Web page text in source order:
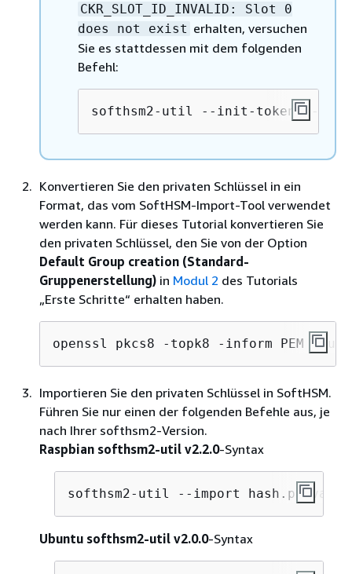
CKR_SLOT_ID_INVALID: Slot 0
does not exist erhalten, versuchen
Sie es stattdessen mit dem folgenden
Befehl:
softhsm2-util --init-token --free
Konvertieren Sie den privaten Schlüssel in ein
Format, das vom SoftHSM-Import-Tool verwendet
werden kann. Für dieses Tutorial konvertieren Sie
den privaten Schlüssel, den Sie von der Option
Default Group creation (Standard-
Gruppenerstellung) in Modul 2 des Tutorials
„Erste Schritte“ erhalten haben.
openssl pkcs8 -topk8 -inform PEM -
Importieren Sie den privaten Schlüssel in SoftHSM.
Führen Sie nur einen der folgenden Befehle aus, je
nach Ihrer softhsm2-Version.
Raspbian softhsm2-util v2.2.0-Syntax
softhsm2-util --import
Ubuntu softhsm2-util v2.0.0-Syntax